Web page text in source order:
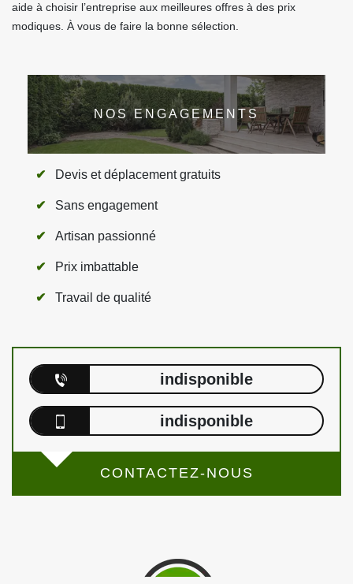
aide à choisir l’entreprise aux meilleures offres à des prix
modiques. À vous de faire la bonne sélection.
NOS ENGAGEMENTS
Devis et déplacement gratuits
Sans engagement
Artisan passionné
Prix imbattable
Travail de qualité
indisponible
indisponible
CONTACTEZ-NOUS